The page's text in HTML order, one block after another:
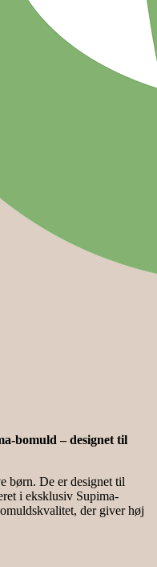
bomuld – designet til
børn. De er designet til
i eksklusiv Supima-
der giver høj